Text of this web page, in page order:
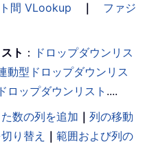
間 VLookup ｜
ファジ
ト ： ドロップダウンリス
動型ドロップダウンリス
ロップダウンリスト ....
数の列を追加 ｜ 列の移動
り替え ｜ 範囲および列の